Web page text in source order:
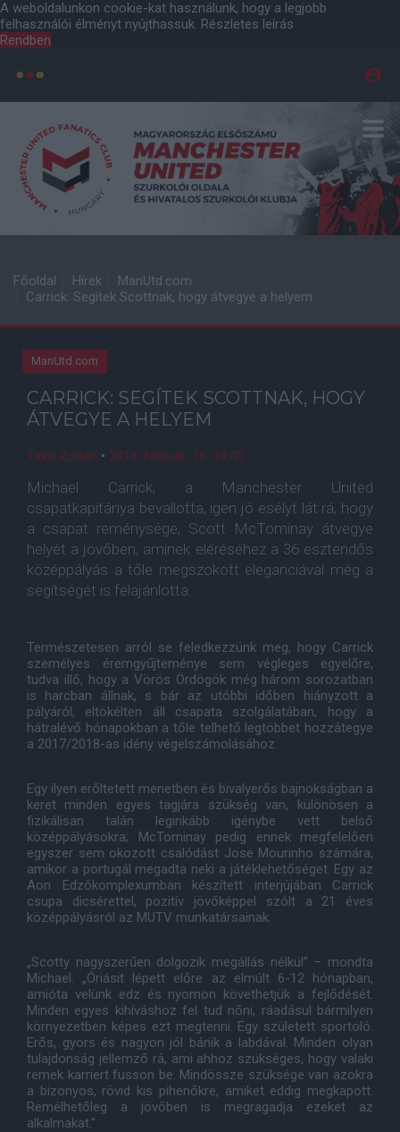
A weboldalunkon cookie-kat használunk, hogy a legjobb
felhasználói élményt nyújthassuk. Részletes leírás
Rendben
Főoldal Hírek
ManUtd.com
Carrick: Segítek Scottnak, hogy átvegye a helyem
ManUtd.com
CARRICK: SEGÍTEK SCOTTNAK, HOGY
ÁTVEGYE A HELYEM
Takó Zoltán • 2018. február. 16. 13:40
Michael Carrick, a Manchester United
csapatkapitánya bevallotta, igen jó esélyt lát rá, hogy
a csapat reménysége, Scott McTominay átvegye
helyét a jövőben, aminek eléréséhez a 36 esztendős
középpályás a tőle megszokott eleganciával még a
segítségét is felajánlotta.
Természetesen arról se feledkezzünk meg, hogy Carrick
személyes éremgyűjteménye sem végleges egyelőre,
tudva illő, hogy a Vörös Ördögök még három sorozatban
is harcban állnak, s bár az utóbbi időben hiányzott a
pályáról, eltökélten áll csapata szolgálatában, hogy a
hátralévő hónapokban a tőle telhető legtöbbet hozzátegye
a 2017/2018-as idény végelszámolásához.
Egy ilyen erőltetett menetben és bivalyerős bajnokságban a
keret minden egyes tagjára szükség van, különösen a
fizikálisan talán leginkább igénybe vett belső
középpályásokra; McTominay pedig ennek megfelelően
egyszer sem okozott csalódást Jose Mourinho számára,
amikor a portugál megadta neki a játéklehetőséget. Egy az
Aon Edzőkomplexumban készített interjújában Carrick
csupa dicsérettel, pozitív jövőképpel szólt a 21 éves
középpályásról az MUTV munkatársainak.
„Scotty nagyszerűen dolgozik megállás nélkül” – mondta
Michael. „Óriásit lépett előre az elmúlt 6-12 hónapban,
amióta velünk edz és nyomon követhetjük a fejlődését.
Minden egyes kihíváshoz fel tud nőni, ráadásul bármilyen
környezetben képes ezt megtenni. Egy született sportoló.
Erős, gyors és nagyon jól bánik a labdával. Minden olyan
tulajdonság jellemző rá, ami ahhoz szükséges, hogy valaki
remek karriert fusson be. Mindössze szüksége van azokra
a bizonyos, rövid kis pihenőkre, amiket eddig megkapott.
Remélhetőleg a jövőben is megragadja ezeket az
alkalmakat.”